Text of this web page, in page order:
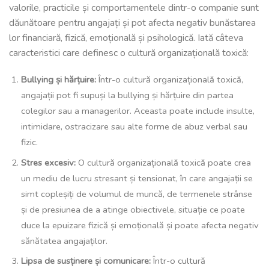
valorile, practicile și comportamentele dintr-o companie sunt
dăunătoare pentru angajați și pot afecta negativ bunăstarea
lor financiară, fizică, emoțională și psihologică. Iată câteva
caracteristici care definesc o cultură organizațională toxică:
Bullying și hărțuire:Într-o cultură organizațională toxică,
angajații pot fi supuși la bullying și hărțuire din partea
colegilor sau a managerilor. Aceasta poate include insulte,
intimidare, ostracizare sau alte forme de abuz verbal sau
fizic.
Stres excesiv: O cultură organizațională toxică poate crea
un mediu de lucru stresant și tensionat, în care angajații se
simt copleșiți de volumul de muncă, de termenele strânse
și de presiunea de a atinge obiectivele, situație ce poate
duce la epuizare fizică și emoțională și poate afecta negativ
sănătatea angajaților.
Lipsa de susținere și comunicare:Într-o cultură